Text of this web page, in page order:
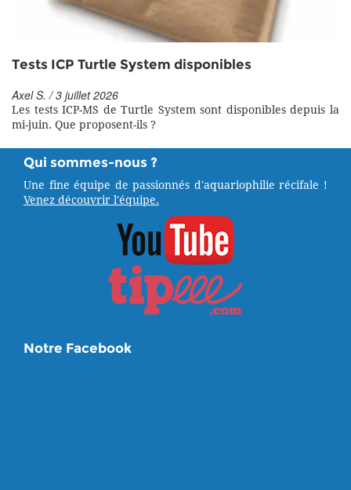
Tests ICP Turtle System disponibles
Axel S. / 3 juillet 2026
Les tests ICP-MS de Turtle System sont disponibles depuis la
mi-juin. Que proposent-ils ?
Qui sommes-nous ?
Une fine équipe de passionnés d'aquariophilie récifale !
Venez découvrir l'équipe.
Notre Facebook